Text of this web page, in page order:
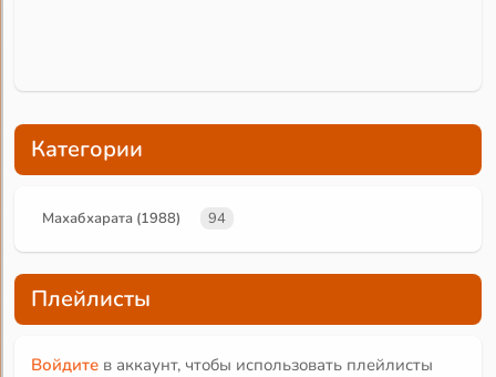
Категории
Махабхарата (1988) 94
Плейлисты
Войдите в аккаунт, чтобы использовать плейлисты